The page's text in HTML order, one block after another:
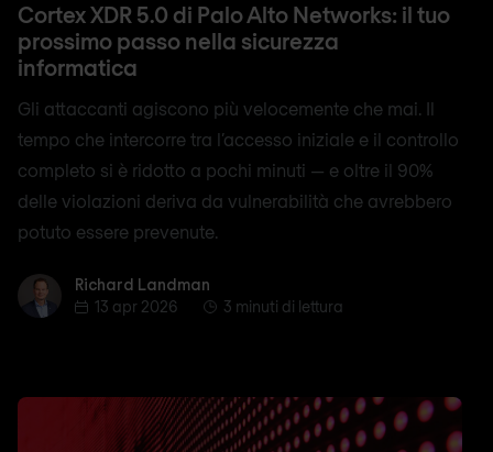
Cortex XDR 5.0 di Palo Alto Networks: il tuo
prossimo passo nella sicurezza
informatica
Gli attaccanti agiscono più velocemente che mai. Il
tempo che intercorre tra l’accesso iniziale e il controllo
completo si è ridotto a pochi minuti — e oltre il 90%
delle violazioni deriva da vulnerabilità che avrebbero
potuto essere prevenute.
Richard Landman
Richard Landman
13 apr 2026
3 minuti di lettura